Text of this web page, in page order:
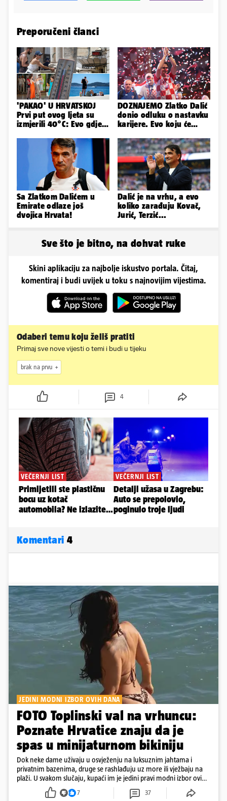
Preporučeni članci
'PAKAO' U HRVATSKOJ
Prvi put ovog ljeta su
izmjerili 40°C: Evo gdje
DOZNAJEMO Zlatko Dalić
donio odluku o nastavku
karijere. Evo koju će
Sa Zlatkom Dalićem u
Emirate odlaze još
dvojica Hrvata!
Dalić je na vrhu, a evo
koliko zarađuju Kovač,
Jurić, Terzić...
Sve što je bitno, na dohvat ruke
Skini aplikaciju za najbolje iskustvo portala. Čitaj,
komentiraj i budi uvijek u toku s najnovijim vijestima.
Odaberi temu koju želiš pratiti
Primaj sve nove vijesti o temi i budi u tijeku
brak na prvu
4
Komentari 4
JEDINI MODNI IZBOR OVIH DANA
FOTO Toplinski val na vrhuncu:
Poznate Hrvatice znaju da je
spas u minijaturnom bikiniju
Dok neke dame uživaju u osvježenju na luksuznim jahtama i
privatnim bazenima, druge se rashlađuju uz more ili vježbaju na
plaži. U svakom slučaju, kupaći im je jedini pravi modni izbor ovih
7 37